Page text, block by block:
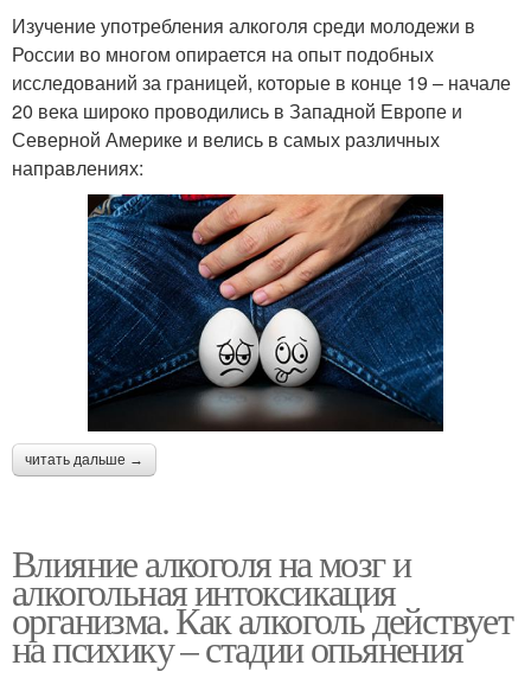
Изучение употребления алкоголя среди молодежи в
России во многом опирается на опыт подобных
исследований за границей, которые в конце 19 – начале
20 века широко проводились в Западной Европе и
Северной Америке и велись в самых различных
направлениях:
читать дальше →
Влияние алкоголя на мозг и
алкогольная интоксикация
организма. Как алкоголь действует
на психику – стадии опьянения